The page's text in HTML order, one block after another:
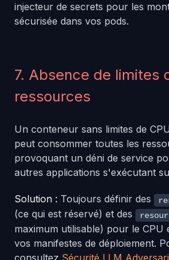
injecteur de secrets pour les
sécurisée dans vos pods.
7. Absence de limites
ressources
Un conteneur sans limites de
peut consommer toutes les
provoquant un déni de service
autres applications s'exécutant
Solution : Toujours définir des
(ce qui est réservé) et des
maximum utilisable) pour le CPU
vos manifestes de déploiement.